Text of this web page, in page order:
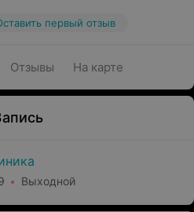
первый отзыв
Отзывы На карте
Выходной